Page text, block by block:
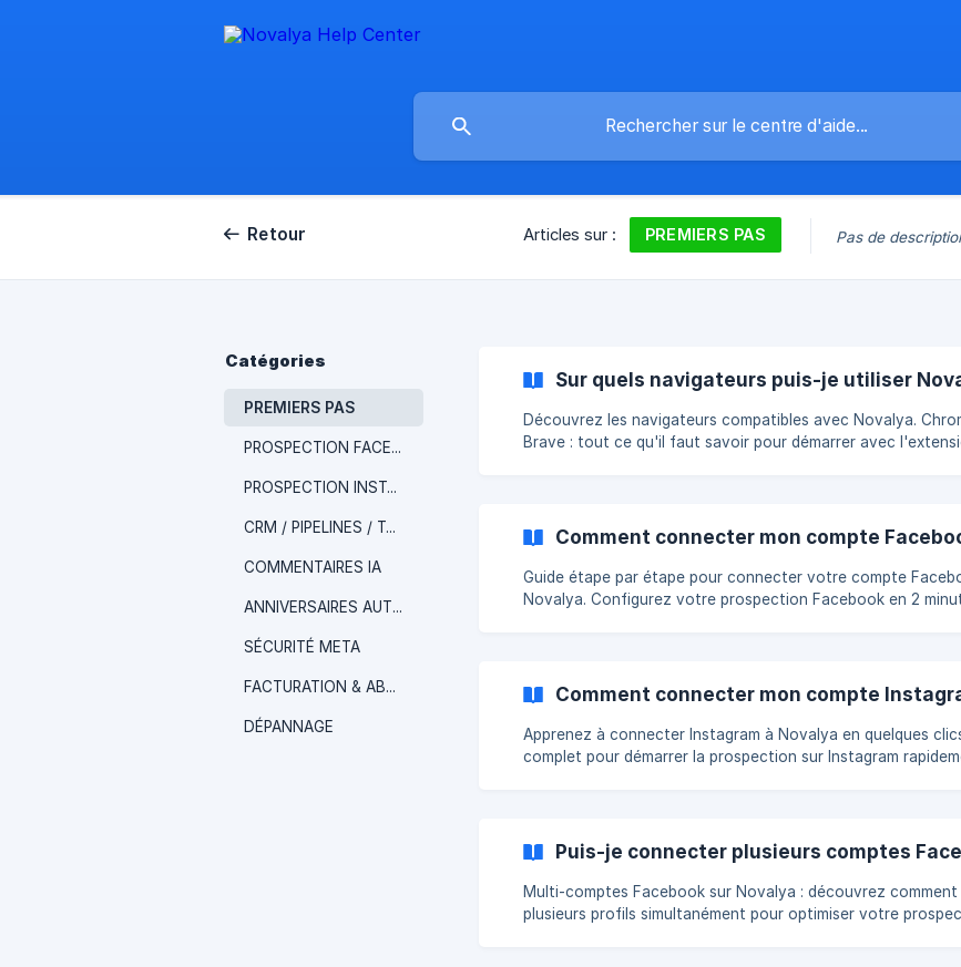
Retour Articles sur : PREMIERS PAS Pas de
Catégories
PREMIERS PAS
PROSPECTION FACEBOOK
PROSPECTION INSTAGRAM
CRM / PIPELINES / TAGS
COMMENTAIRES IA
ANNIVERSAIRES AUTOMATIQUES
SÉCURITÉ META
FACTURATION & ABONNEMENT
DÉPANNAGE
Sur quels navigateurs puis-je utiliser
Découvrez les navigateurs compatibles avec Novalya.
Brave : tout ce qu'il faut savoir pour démarrer avec
Comment connecter mon compte
Guide étape par étape pour connecter votre compte
Novalya. Configurez votre prospection Facebook en 2
Comment connecter mon compte
Apprenez à connecter Instagram à Novalya en quelques
complet pour démarrer la prospection sur Instagram
Puis-je connecter plusieurs comptes
Multi-comptes Facebook sur Novalya : découvrez comment
plusieurs profils simultanément pour optimiser votre